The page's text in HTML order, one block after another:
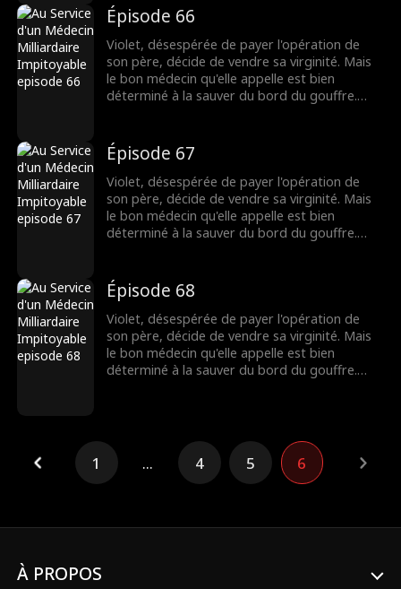
même s'il pensait au départ qu'elle n'était
qu'une chercheuse d'or. Lorsque leurs plus
sombres secrets éclatent au grand jour, leur
lien fragile pourra-t-il survivre ?
Épisode 66
Violet, désespérée de payer l'opération de
son père, décide de vendre sa virginité. Mais
le bon médecin qu'elle appelle est bien
déterminé à la sauver du bord du gouffre.
même s'il pensait au départ qu'elle n'était
qu'une chercheuse d'or. Lorsque leurs plus
sombres secrets éclatent au grand jour, leur
lien fragile pourra-t-il survivre ?
Épisode 67
Violet, désespérée de payer l'opération de
son père, décide de vendre sa virginité. Mais
le bon médecin qu'elle appelle est bien
déterminé à la sauver du bord du gouffre.
même s'il pensait au départ qu'elle n'était
qu'une chercheuse d'or. Lorsque leurs plus
sombres secrets éclatent au grand jour, leur
lien fragile pourra-t-il survivre ?
Épisode 68
Violet, désespérée de payer l'opération de
son père, décide de vendre sa virginité. Mais
le bon médecin qu'elle appelle est bien
déterminé à la sauver du bord du gouffre.
qu'une chercheuse d'or. Lorsque leurs plus
sombres secrets éclatent au grand jour, leur
lien fragile pourra-t-il survivre ?
1 ... 4 5 6
À PROPOS